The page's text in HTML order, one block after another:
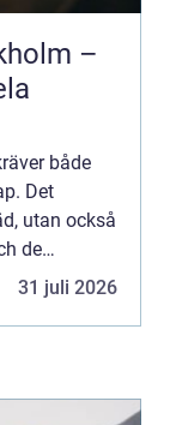
–
både
Det
utan också
de
31 juli 2026